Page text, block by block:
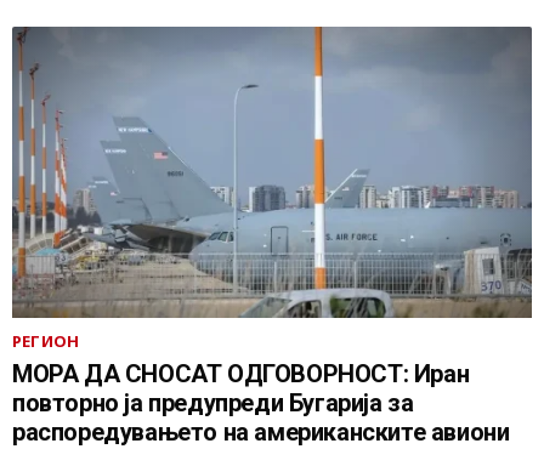
РЕГИОН
МОРА ДА СНОСАТ ОДГОВОРНОСТ: Иран
повторно ја предупреди Бугарија за
распоредувањето на американските авиони